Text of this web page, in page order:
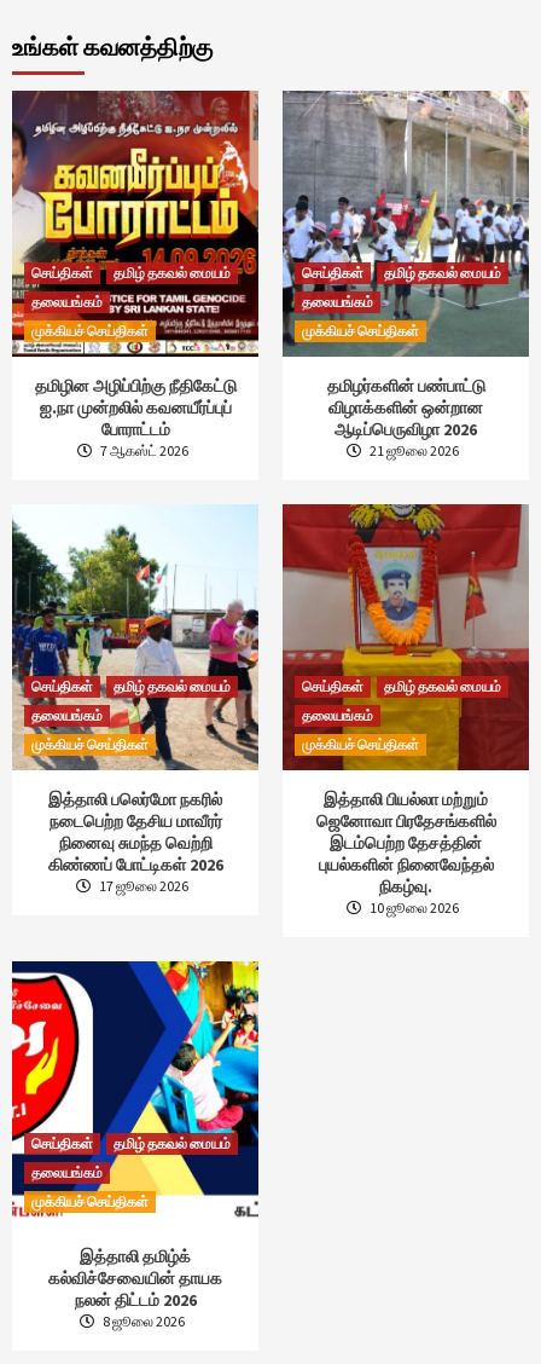
உங்கள் கவனத்திற்கு
செய்திகள்
தமிழ் தகவல் மையம்
தலையங்கம்
முக்கியச் செய்திகள்
தமிழின அழிப்பிற்கு நீதிகேட்டு
ஐ.நா முன்றலில் கவனயீர்ப்புப்
போராட்டம்
7 ஆகஸ்ட் 2026
செய்திகள்
தமிழ் தகவல் மையம்
தலையங்கம்
முக்கியச் செய்திகள்
தமிழர்களின் பண்பாட்டு
விழாக்களின் ஒன்றான
ஆடிப்பெருவிழா 2026
21 ஜூலை 2026
செய்திகள்
தமிழ் தகவல் மையம்
தலையங்கம்
முக்கியச் செய்திகள்
இத்தாலி பலெர்மோ நகரில்
நடைபெற்ற தேசிய மாவீரர்
நினைவு சுமந்த வெற்றி
கிண்ணப் போட்டிகள் 2026
17 ஜூலை 2026
செய்திகள்
தமிழ் தகவல் மையம்
தலையங்கம்
முக்கியச் செய்திகள்
இத்தாலி பியல்லா மற்றும்
ஜெனோவா பிரதேசங்களில்
இடம்பெற்ற தேசத்தின்
புயல்களின் நினைவேந்தல்
நிகழ்வு.
10 ஜூலை 2026
செய்திகள்
தமிழ் தகவல் மையம்
தலையங்கம்
முக்கியச் செய்திகள்
இத்தாலி தமிழ்க்
கல்விச்சேவையின் தாயக
நலன் திட்டம் 2026
8 ஜூலை 2026